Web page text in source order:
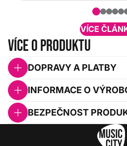
VÍCE
Více o produktu
DOPRAVY A PLATBY
INFORMACE O
BEZPEČNOST